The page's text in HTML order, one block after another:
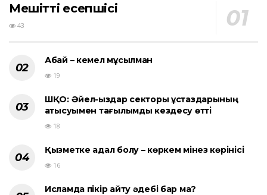
Мешіттің есепшісі
43
Абай – кемел мұсылман
19
ШҚО: Әйел-қыздар секторы ұстаздарының
қатысуымен тағылымды кездесу өтті
18
Қызметке адал болу – көркем мінез көрінісі
16
Исламда пікір айту әдебі бар ма?